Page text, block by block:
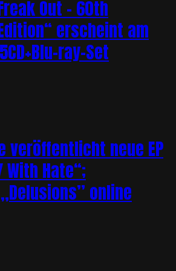
Out – 60th
erscheint am
ray-Set
veröffentlicht neue EP
Hate“;
online